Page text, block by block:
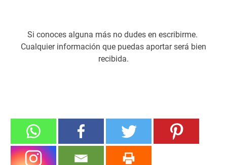
Si conoces alguna más no dudes en escribirme.
Cualquier información que puedas aportar será bien
recibida.